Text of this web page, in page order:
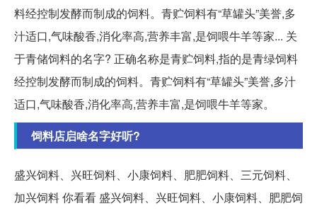
料经控制发酵而制成的饲料。青贮饲料有“草罐头”美誉,多
汁适口,气味酸香,消化率高,营养丰富,是饲喂牛羊等家... 关
于青储饲料的名字? 正确名称是青贮饲料,指的是青绿饲料
经控制发酵而制成的饲料。青贮饲料有“草罐头”美誉,多汁
适口,气味酸香,消化率高,营养丰富,是饲喂牛羊等家。
饲料店启啥名字好听?
盛兴饲料、兴旺饲料、小康饲料、肥肥饲料、三元饲料、
加兴饲料 你看看 盛兴饲料、兴旺饲料、小康饲料、肥肥饲